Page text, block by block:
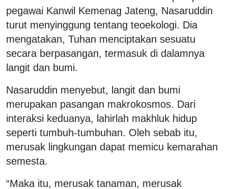
pegawai Kanwil Kemenag Jateng, Nasaruddin
turut menyinggung tentang teoekologi. Dia
mengatakan, Tuhan menciptakan sesuatu
secara berpasangan, termasuk di dalamnya
langit dan bumi.
Nasaruddin menyebut, langit dan bumi
merupakan pasangan makrokosmos. Dari
interaksi keduanya, lahirlah makhluk hidup
seperti tumbuh-tumbuhan. Oleh sebab itu,
merusak lingkungan dapat memicu kemarahan
semesta.
“Maka itu, merusak tanaman, merusak